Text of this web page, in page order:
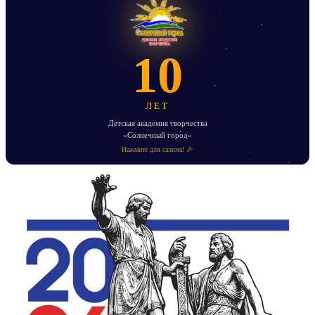
10
ЛЕТ
Детская академия творчества
«Солнечный город»
Нажмите для салюта! 🎉